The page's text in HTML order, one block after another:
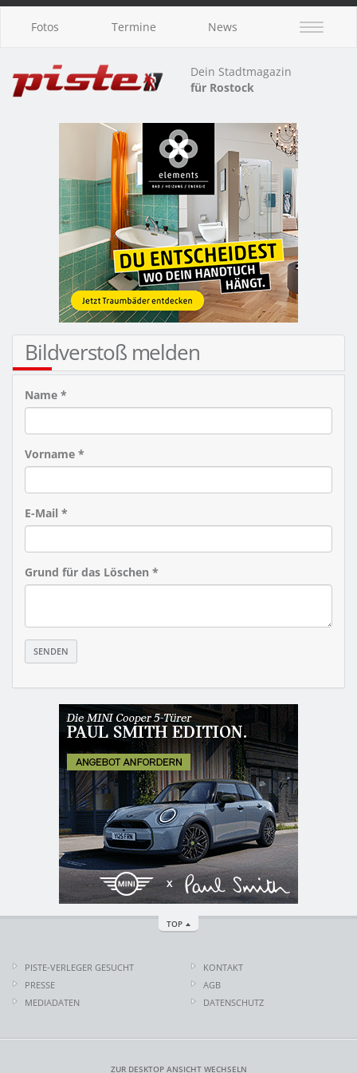
Fotos Termine News
Dein Stadtmagazin
für Rostock
Bildverstoß melden
Name *
Vorname *
E-Mail *
Grund für das Löschen *
TOP
PISTE-VERLEGER GESUCHT
PRESSE
MEDIADATEN
KONTAKT
AGB
DATENSCHUTZ
ZUR DESKTOP ANSICHT WECHSELN